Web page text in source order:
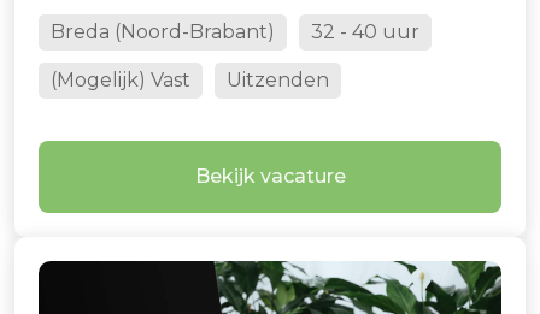
verantwoordelijkheidsgevoel? Dan is dit jouw
Breda (Noord-Brabant) 32 - 40 uur
(Mogelijk) Vast Uitzenden
Bekijk vacature